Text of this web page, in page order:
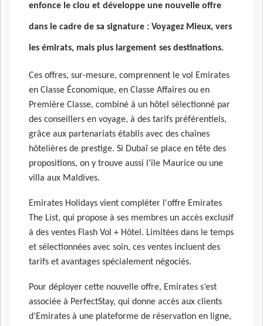
enfonce le clou et développe une nouvelle offre
dans le cadre de sa signature : Voyagez Mieux, vers
les émirats, mais plus largement ses destinations.
Ces offres, sur-mesure, comprennent le vol Emirates
en Classe Économique, en Classe Affaires ou en
Première Classe, combiné à un hôtel sélectionné par
des conseillers en voyage, à des tarifs préférentiels,
grâce aux partenariats établis avec des chaînes
hôtelières de prestige. Si Dubaï se place en tête des
propositions, on y trouve aussi l'île Maurice ou une
villa aux Maldives.
Emirates Holidays vient compléter l'offre Emirates
The List, qui propose à ses membres un accès exclusif
à des ventes Flash Vol + Hôtel. Limitées dans le temps
et sélectionnées avec soin, ces ventes incluent des
tarifs et avantages spécialement négociés.
Pour déployer cette nouvelle offre, Emirates s’est
associée à PerfectStay, qui donne accès aux clients
d’Emirates à une plateforme de réservation en ligne,